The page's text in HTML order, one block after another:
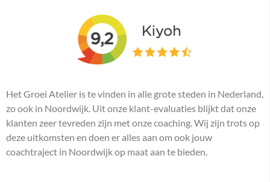
Het Groei Atelier is te vinden in alle grote steden in Nederland,
zo ook in Noordwijk. Uit onze klant-evaluaties blijkt dat onze
klanten zeer tevreden zijn met onze coaching. Wij zijn trots op
deze uitkomsten en doen er alles aan om ook jouw
coachtraject in Noordwijk op maat aan te bieden.